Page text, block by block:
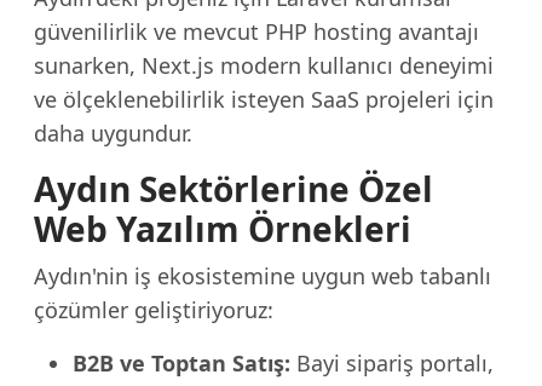
güvenilirlik ve mevcut PHP hosting avantajı
sunarken, Next.js modern kullanıcı deneyimi
ve ölçeklenebilirlik isteyen SaaS projeleri için
daha uygundur.
Aydın Sektörlerine Özel
Web Yazılım Örnekleri
Aydın'nin iş ekosistemine uygun web tabanlı
çözümler geliştiriyoruz:
B2B ve Toptan Satış: Bayi sipariş portalı,